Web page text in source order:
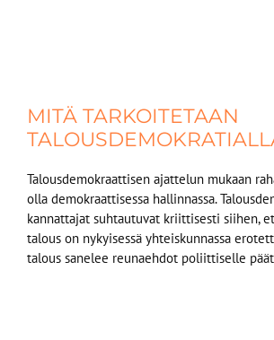
MITÄ TARKOITETAAN
Talousdemokraattisen ajattelun mukaan
olla demokraattisessa hallinnassa.
kannattajat suhtautuvat kriittisesti siihen,
talous on nykyisessä yhteiskunnassa
talous sanelee reunaehdot poliittiselle